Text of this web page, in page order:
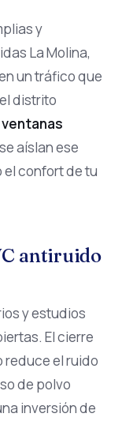
y
La Molina,
un tráfico que
distrito
ventanas
aíslan ese
el confort de tu
antiruido
y estudios
El cierre
reduce el ruido
de polvo
inversión de